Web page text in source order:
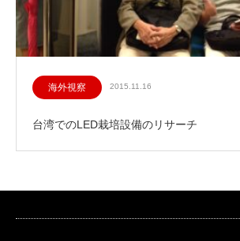
海外視察 2015.11.16
台湾でのLED栽培設備のリサーチ